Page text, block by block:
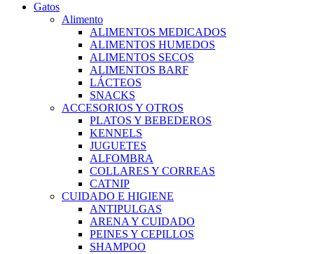
Gatos
Alimento
ALIMENTOS MEDICADOS
ALIMENTOS HUMEDOS
ALIMENTOS SECOS
ALIMENTOS BARF
LÁCTEOS
SNACKS
ACCESORIOS Y OTROS
PLATOS Y BEBEDEROS
KENNELS
JUGUETES
ALFOMBRA
COLLARES Y CORREAS
CATNIP
CUIDADO E HIGIENE
ANTIPULGAS
ARENA Y CUIDADO
PEINES Y CEPILLOS
SHAMPOO